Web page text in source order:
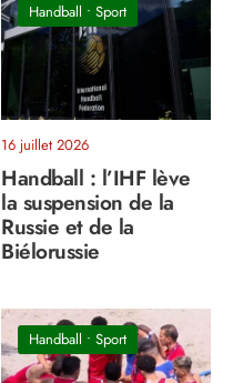
Handball • Sport
16 juillet 2026
Handball : l’IHF lève
la suspension de la
Russie et de la
Biélorussie
Handball • Sport